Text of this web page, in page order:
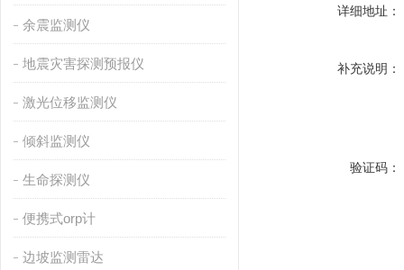
余震监测仪
地震灾害探测预报仪
激光位移监测仪
倾斜监测仪
生命探测仪
便携式orp计
边坡监测雷达
详细地址：
补充说明：
验证码：